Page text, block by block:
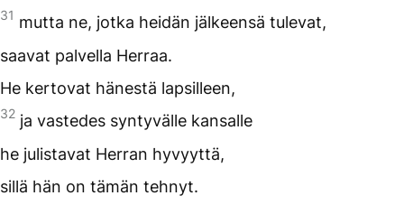
31 mutta ne, jotka heidän jälkeensä tulevat,
saavat palvella Herraa.
He kertovat hänestä lapsilleen,
32 ja vastedes syntyvälle kansalle
he julistavat Herran hyvyyttä,
sillä hän on tämän tehnyt.